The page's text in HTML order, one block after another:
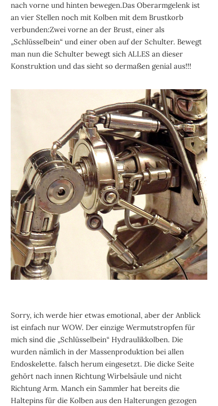
nach vorne und hinten bewegen.Das Oberarmgelenk ist
an vier Stellen noch mit Kolben mit dem Brustkorb
verbunden:Zwei vorne an der Brust, einer als
„Schlüsselbein“ und einer oben auf der Schulter. Bewegt
man nun die Schulter bewegt sich ALLES an dieser
Konstruktion und das sieht so dermaßen genial aus!!!
Sorry, ich werde hier etwas emotional, aber der Anblick
ist einfach nur WOW. Der einzige Wermutstropfen für
mich sind die „Schlüsselbein“ Hydraulikkolben. Die
wurden nämlich in der Massenproduktion bei allen
Endoskelette. falsch herum eingesetzt. Die dicke Seite
gehört nach innen Richtung Wirbelsäule und nicht
Richtung Arm. Manch ein Sammler hat bereits die
Haltepins für die Kolben aus den Halterungen gezogen